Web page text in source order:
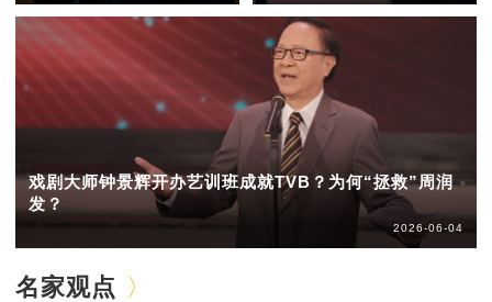
戏剧大师钟景辉开办艺训班成就TVB？为何“拯救”周润
发？
2026-06-04
名家观点